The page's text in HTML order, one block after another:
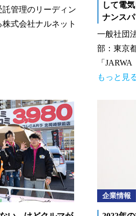
管理のリーディン
式会社ナルネット
して電
ナンス
一般社団
部：東京
「JARWA
もっと見
企業情報